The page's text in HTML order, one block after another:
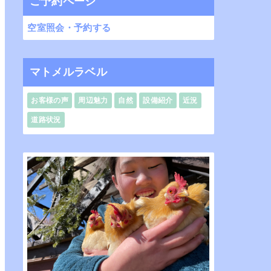
空室照会・予約する
マトメルラベル
お客様の声 周辺魅力 自然 設備紹介 近況
道路状況